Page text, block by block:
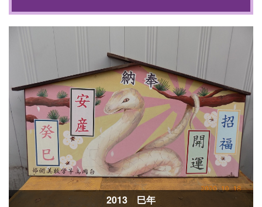
2013 巳年